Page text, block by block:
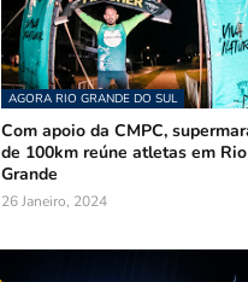
AGORA RIO GRANDE DO SUL
Com apoio da CMPC,
de 100km reúne atletas em Rio
Grande
26 Janeiro, 2024